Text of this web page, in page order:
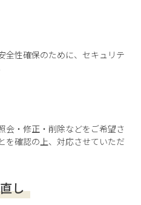
全性確保のために、セキュリテ
会・修正・削除などをご希望さ
を確認の上、対応させていただ
し